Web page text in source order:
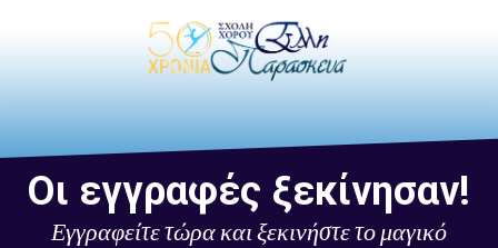
Οι εγγραφές ξεκίνησαν!
Εγγραφείτε τώρα και ξεκινήστε το μαγικό